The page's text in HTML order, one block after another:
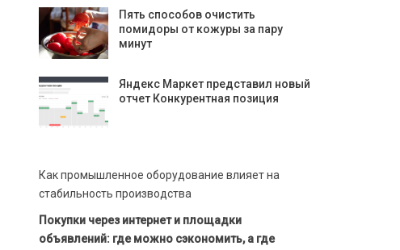
Пять способов очистить
помидоры от кожуры за пару
минут
Яндекс Маркет представил новый
отчет Конкурентная позиция
Как промышленное оборудование влияет на
стабильность производства
Покупки через интернет и площадки
объявлений: где можно сэкономить, а где